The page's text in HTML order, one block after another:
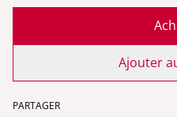
Ajouter
PARTAGER